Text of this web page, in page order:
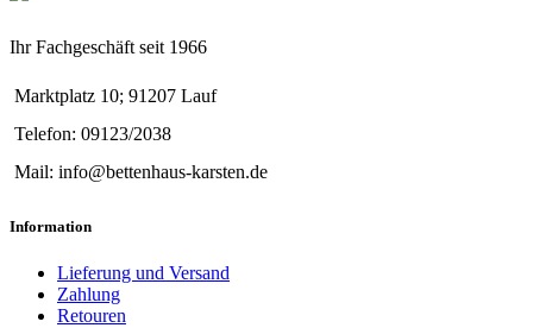
Ihr Fachgeschäft seit 1966
Marktplatz 10; 91207 Lauf
Telefon: 09123/2038
Mail: info@bettenhaus-karsten.de
Information
Lieferung und Versand
Zahlung
Retouren